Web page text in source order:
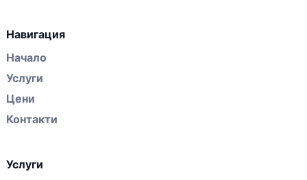
Навигация
Начало
Услуги
Цени
Контакти
Услуги